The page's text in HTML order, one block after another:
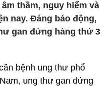
thầm, nguy hiểm và
nay. Đáng báo động,
gan đứng hàng thứ 3
bệnh ung thư phổ
ung thư gan đứng